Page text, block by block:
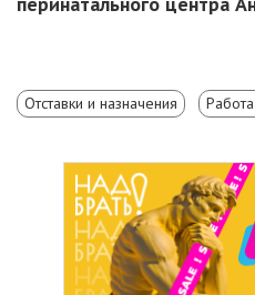
Отставки и назначения